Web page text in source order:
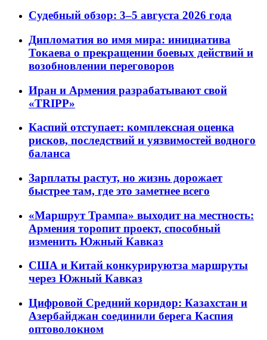
Судебный обзор: 3–5 августа 2026 года
Дипломатия во имя мира: инициатива
Токаева о прекращении боевых действий и
возобновлении переговоров
Иран и Армения разрабатывают свой
«TRIPP»
Каспий отступает: комплексная оценка
рисков, последствий и уязвимостей водного
баланса
Зарплаты растут, но жизнь дорожает
быстрее там, где это заметнее всего
«Маршрут Трампа» выходит на местность:
Армения торопит проект, способный
изменить Южный Кавказ
США и Китай конкурируютза маршруты
через Южный Кавказ
Цифровой Средний коридор: Казахстан и
Азербайджан соединили берега Каспия
оптоволокном